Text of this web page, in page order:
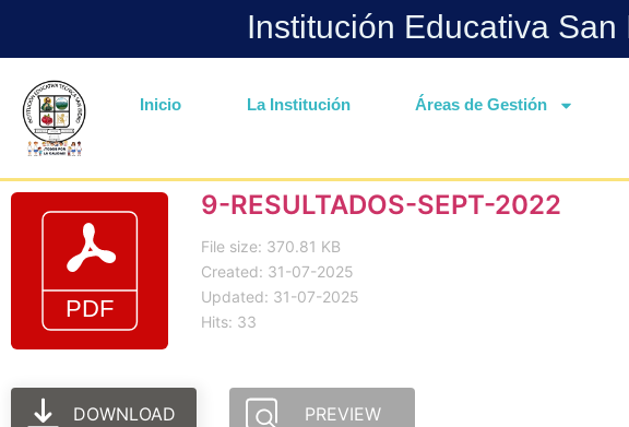
Institución Educativa San
Inicio La Institución Áreas de Gestión
9-RESULTADOS-SEPT-2022
File size: 370.81 KB
Created: 31-07-2025
Updated: 31-07-2025
Hits: 33
DOWNLOAD PREVIEW